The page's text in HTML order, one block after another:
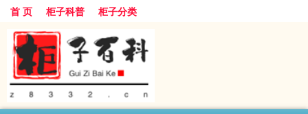
首 页 柜子科普 柜子分类